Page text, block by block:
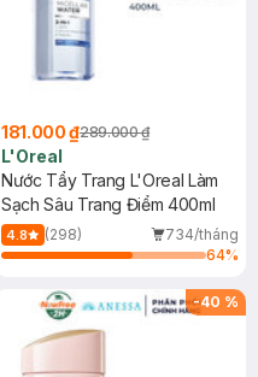
181.000 ₫289.000 ₫
L'Oreal
Nước Tẩy Trang L'Oreal Làm
Sạch Sâu Trang Điểm 400ml
4.8 (298)
734/tháng
64%
-40 %